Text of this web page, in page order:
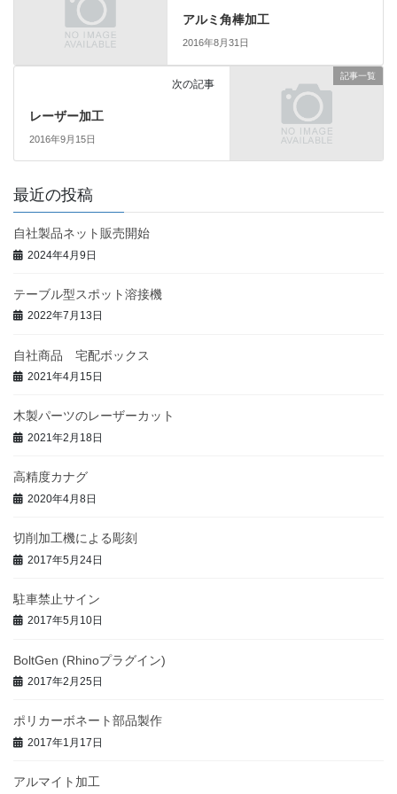
アルミ角棒加工
2016年8月31日
記事一覧
次の記事
レーザー加工
2016年9月15日
最近の投稿
自社製品ネット販売開始
2024年4月9日
テーブル型スポット溶接機
2022年7月13日
自社商品 宅配ボックス
2021年4月15日
木製パーツのレーザーカット
2021年2月18日
高精度カナグ
2020年4月8日
切削加工機による彫刻
2017年5月24日
駐車禁止サイン
2017年5月10日
BoltGen (Rhinoプラグイン)
2017年2月25日
ポリカーボネート部品製作
2017年1月17日
アルマイト加工